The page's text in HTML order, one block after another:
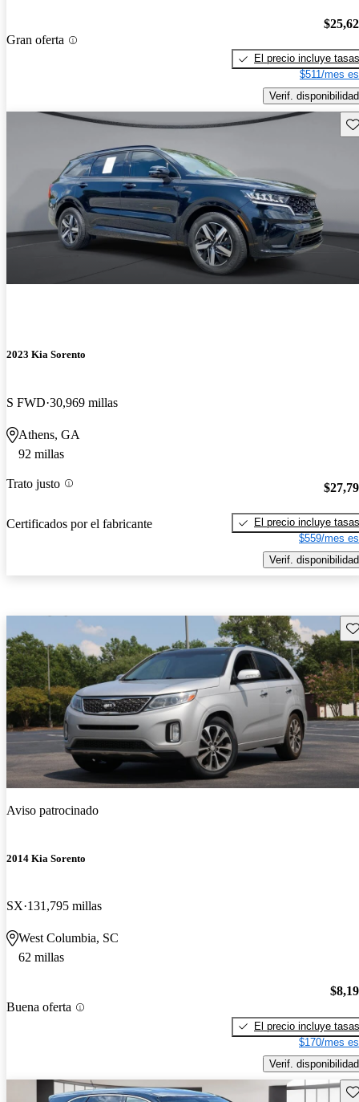
Gran oferta
El precio incluye tasas
$511/mes
Verif. disponibilidad
2023 Kia Sorento
S FWD 30,969 millas
Athens, GA
92 millas
Trato justo
Certificados por el fabricante
El precio incluye tasas
$559/mes
Verif. disponibilidad
Aviso patrocinado
2014 Kia Sorento
SX 131,795 millas
West Columbia, SC
62 millas
Buena oferta
El precio incluye tasas
$170/mes
Verif. disponibilidad